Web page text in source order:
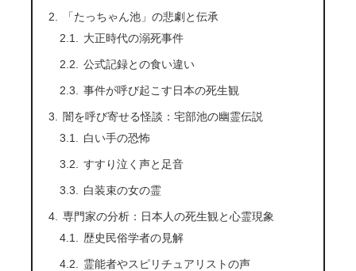
「たっちゃん池」の悲劇と伝承
大正時代の溺死事件
公式記録との食い違い
事件が呼び起こす日本の死生観
闇を呼び寄せる怪談：宅部池の幽霊伝説
白い手の恐怖
すすり泣く声と足音
白装束の女の霊
専門家の分析：日本人の死生観と心霊現象
歴史民俗学者の見解
霊能者やスピリチュアリストの声